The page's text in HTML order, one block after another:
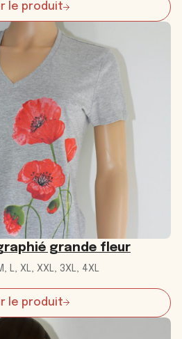
le produit
:
T-
shirt
fleurs
« vol
au
vent »
grande fleur
L, XL, XXL, 3XL, 4XL
le produit
:
T-
shirt